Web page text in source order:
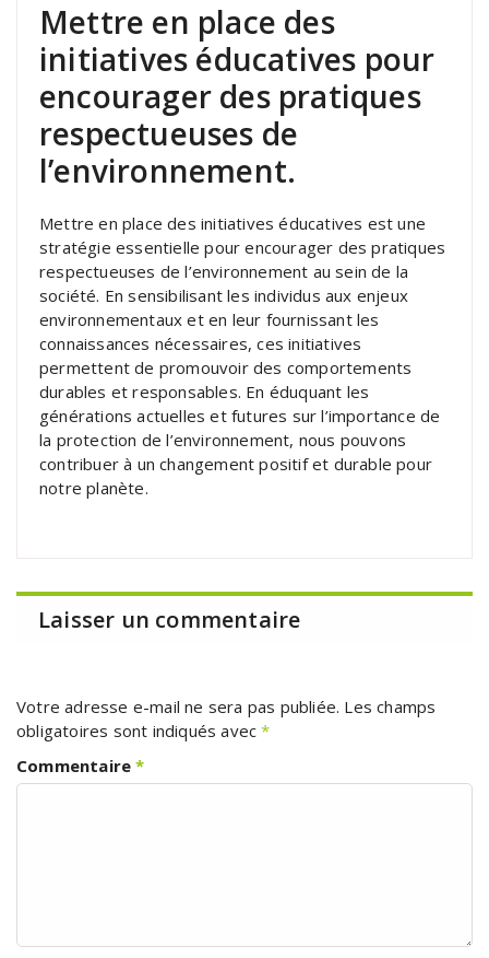
Mettre en place des
initiatives éducatives pour
encourager des pratiques
respectueuses de
l’environnement.
Mettre en place des initiatives éducatives est une
stratégie essentielle pour encourager des pratiques
respectueuses de l’environnement au sein de la
société. En sensibilisant les individus aux enjeux
environnementaux et en leur fournissant les
connaissances nécessaires, ces initiatives
permettent de promouvoir des comportements
durables et responsables. En éduquant les
générations actuelles et futures sur l’importance de
la protection de l’environnement, nous pouvons
contribuer à un changement positif et durable pour
notre planète.
Laisser un commentaire
Votre adresse e-mail ne sera pas publiée. Les champs
obligatoires sont indiqués avec*
Commentaire*